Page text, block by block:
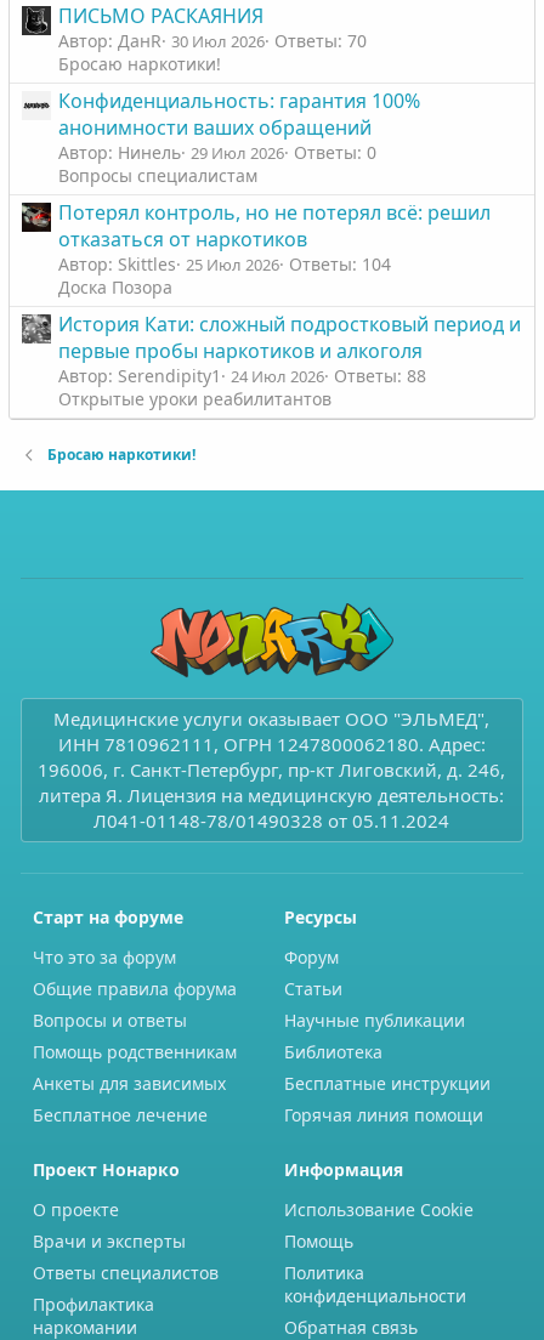
ПИСЬМО РАСКАЯНИЯ
Автор: ДанR 30 Июл 2026 Ответы: 70
Бросаю наркотики!
Конфиденциальность: гарантия 100%
анонимности ваших обращений
Автор: Нинель 29 Июл 2026 Ответы: 0
Вопросы специалистам
Потерял контроль, но не потерял всё: решил
отказаться от наркотиков
Автор: Skittles 25 Июл 2026 Ответы: 104
Доска Позора
История Кати: сложный подростковый период и
первые пробы наркотиков и алкоголя
Автор: Serendipity1 24 Июл 2026 Ответы: 88
Открытые уроки реабилитантов
Бросаю наркотики!
Медицинские услуги оказывает ООО "ЭЛЬМЕД",
ИНН 7810962111, ОГРН 1247800062180. Адрес:
196006, г. Санкт-Петербург, пр-кт Лиговский, д. 246,
литера Я. Лицензия на медицинскую деятельность:
Л041-01148-78/01490328 от 05.11.2024
Старт на форуме
Что это за форум
Общие правила форума
Вопросы и ответы
Помощь родственникам
Анкеты для зависимых
Бесплатное лечение
Ресурсы
Форум
Статьи
Научные публикации
Библиотека
Бесплатные инструкции
Горячая линия помощи
Проект Нонарко
О проекте
Врачи и эксперты
Ответы специалистов
Профилактика
наркомании
Информация
Использование Cookie
Помощь
Политика
конфиденциальности
Обратная связь